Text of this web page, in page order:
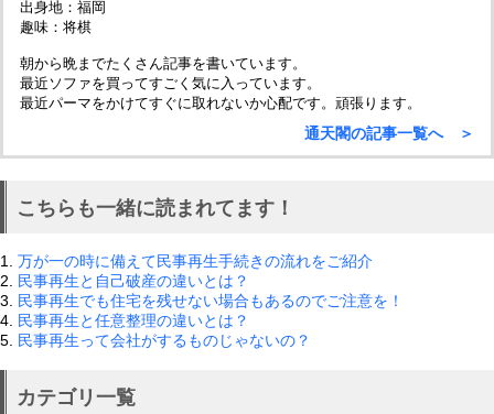
出身地：福岡
趣味：将棋
朝から晩までたくさん記事を書いています。
最近ソファを買ってすごく気に入っています。
最近パーマをかけてすぐに取れないか心配です。頑張ります。
通天閣の記事一覧へ ＞
こちらも一緒に読まれてます！
1. 万が一の時に備えて民事再生手続きの流れをご紹介
2. 民事再生と自己破産の違いとは？
3. 民事再生でも住宅を残せない場合もあるのでご注意を！
4. 民事再生と任意整理の違いとは？
5. 民事再生って会社がするものじゃないの？
カテゴリ一覧